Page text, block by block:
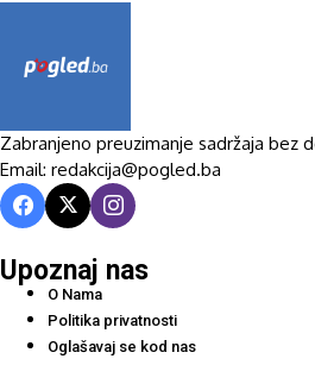
Zabranjeno preuzimanje sadržaja bez
Email: redakcija@pogled.ba
Upoznaj nas
O Nama
Politika privatnosti
Oglašavaj se kod nas